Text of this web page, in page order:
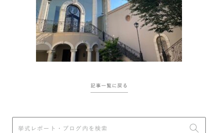
記事一覧に戻る